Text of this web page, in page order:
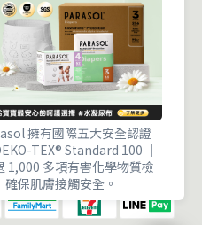
partner
擁有國際五大安全認證
TEX® Standard 100 ｜
1,000 多項有害化學物質檢
確保肌膚接觸安全。
VERIFIED® ｜ 毒理與流行